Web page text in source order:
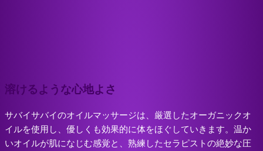
溶けるような心地よさ
サバイサバイのオイルマッサージは、厳選したオーガニックオ
イルを使用し、優しくも効果的に体をほぐしていきます。温か
いオイルが肌になじむ感覚と、熟練したセラピストの絶妙な圧